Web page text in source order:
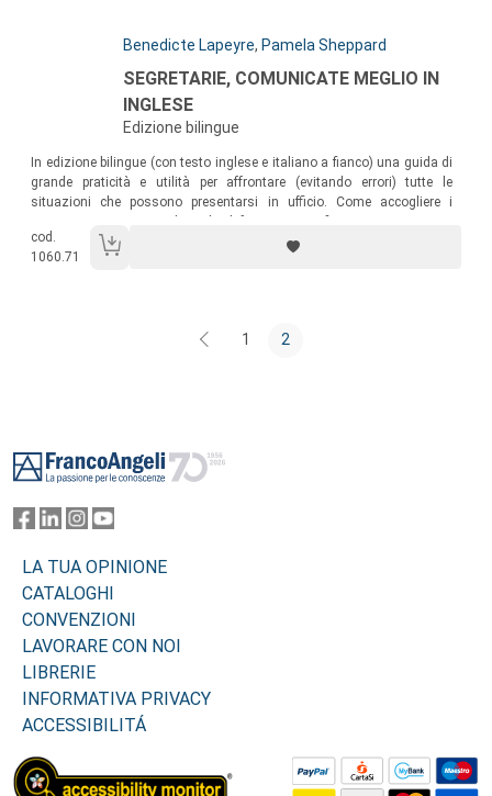
Autori:
Benedicte Lapeyre, Pamela Sheppard
Titolo:
SEGRETARIE, COMUNICATE MEGLIO IN
INGLESE
Edizione bilingue
Sommario:
In edizione bilingue (con testo inglese e italiano a fianco) una guida di
grande praticità e utilità per affrontare (evitando errori) tutte le
situazioni che possono presentarsi in ufficio. Come accogliere i
come scusarsi, come comportarsi durante un meeting...
cod.
1060.71
1 2
LA TUA OPINIONE
CATALOGHI
CONVENZIONI
LAVORARE CON NOI
LIBRERIE
INFORMATIVA PRIVACY
ACCESSIBILITÁ